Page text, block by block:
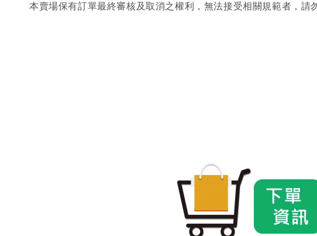
本賣場保有訂單最終審核及取消之權利，無法接受相關規範者，請